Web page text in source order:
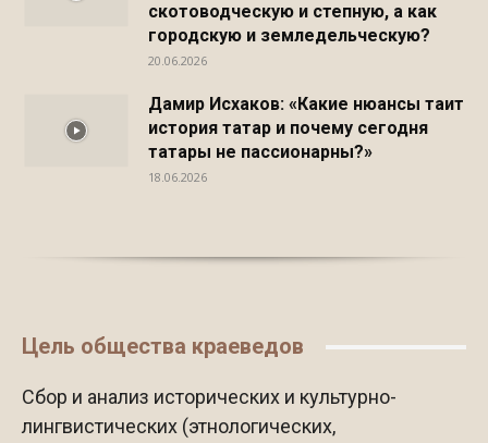
скотоводческую и степную, а как
городскую и земледельческую?
20.06.2026
Дамир Исхаков: «Какие нюансы таит
история татар и почему сегодня
татары не пассионарны?»
18.06.2026
Цель общества краеведов
Сбор и анализ исторических и культурно-
лингвистических (этнологических,